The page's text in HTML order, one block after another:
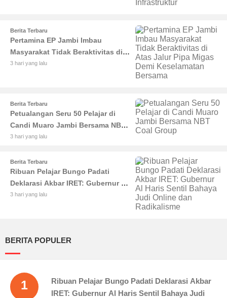
Berita Terbaru
Pertamina EP Jambi Imbau
Masyarakat Tidak Beraktivitas di
Atas Jalur Pipa Migas Demi
3 hari yang lalu
Berita Terbaru
Petualangan Seru 50 Pelajar di
Candi Muaro Jambi Bersama NBT
Coal Group
3 hari yang lalu
Berita Terbaru
Ribuan Pelajar Bungo Padati
Deklarasi Akbar IRET: Gubernur Al
Haris Sentil Bahaya Judi Online
3 hari yang lalu
BERITA POPULER
1
Ribuan Pelajar Bungo Padati Deklarasi Akbar
IRET: Gubernur Al Haris Sentil Bahaya Judi